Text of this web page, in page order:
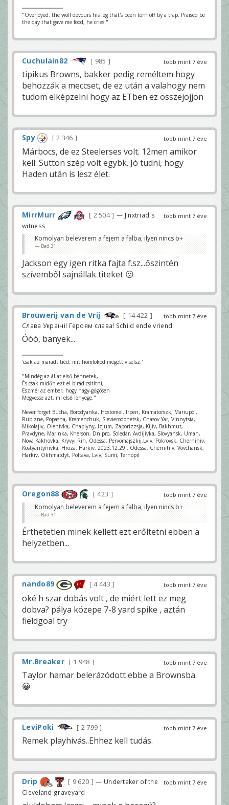
"Overjoyed, the wolf devours his leg that's been torn off by a trap. Praised be
the day that gave me food, he cries."
több mint 7 éve
Cuchulain82 985
tipikus Browns, bakker pedig reméltem hogy
behozzák a meccset, de ez után a valahogy nem
tudom elképzelni hogy az ETben ez összejöjjön
több mint 7 éve
Spy 2 346
Márbocs, de ez Steelerses volt. 12men amikor
kell. Sutton szép volt egybk. Jó tudni, hogy
Haden után is lesz élet.
több mint 7 éve
MirrMurr 2 504
— Jinxtriad's
witness
Komolyan beleverem a fejem a falba, ilyen nincs b+
Bad 31
Jackson egy igen ritka fajta f.sz...őszintén
szívemből sajnállak titeket 😕
több mint 7 éve
Brouwerij van de Vrij 14 422
—
Слава Україні! Героям слава! Schild ende vriend
Óóó, banyek...
'csak az maradt tiéd, mit homlokod megett viselsz.'
"Mindég az állat első bennetek,
És csak midőn ezt el birád csitítni,
Eszmél az ember, hogy nagy-gőgösen
Megvesse azt, mi első lényege."
Never forget Bucha, Borodyanka, Hostomel, Irpen, Kramatorszk, Mariupol,
Rubizne, Popasna, Kremenchuk, Sievierodonetsk, Chasov Yar, Vinnytsia,
Mikolajiv, Olenivka, Chaplyny, Izjum, Zaporizzsja, Kijiv, Bakhmut,
Pravdyne, Marinka, Kherson, Dnipro, Soledar, Avdijivka, Slovyansk, Uman,
Nova Kakhovka, Kryvyi Rih, Odessa, Pervomajszkij,Lviv, Pokrovsk, Chernihiv,
Kostyantynivka, Hroza, Harkiv, 2023.12.29., Odessa, Chernihiv, Vovchansk,
Harkiv, Okhmatdyt, Poltava, Lviv, Sumi, Ternopil
több mint 7 éve
Oregon88
423
Komolyan beleverem a fejem a falba, ilyen nincs b+
Bad 31
Érthetetlen minek kellett ezt erőltetni ebben a
helyzetben...
több mint 7 éve
nando89 4 443
oké h szar dobás volt , de miért lett ez meg
dobva? pálya közepe 7-8 yard spike , aztán
fieldgoal try
több mint 7 éve
Mr.Breaker 1 948
Taylor hamar belerázódott ebbe a Brownsba.
😀
több mint 7 éve
LeviPoki 2 799
Remek playhívás..Ehhez kell tudás.
több mint 7 éve
Drip 9 620
— Undertaker of the
Cleveland graveyard